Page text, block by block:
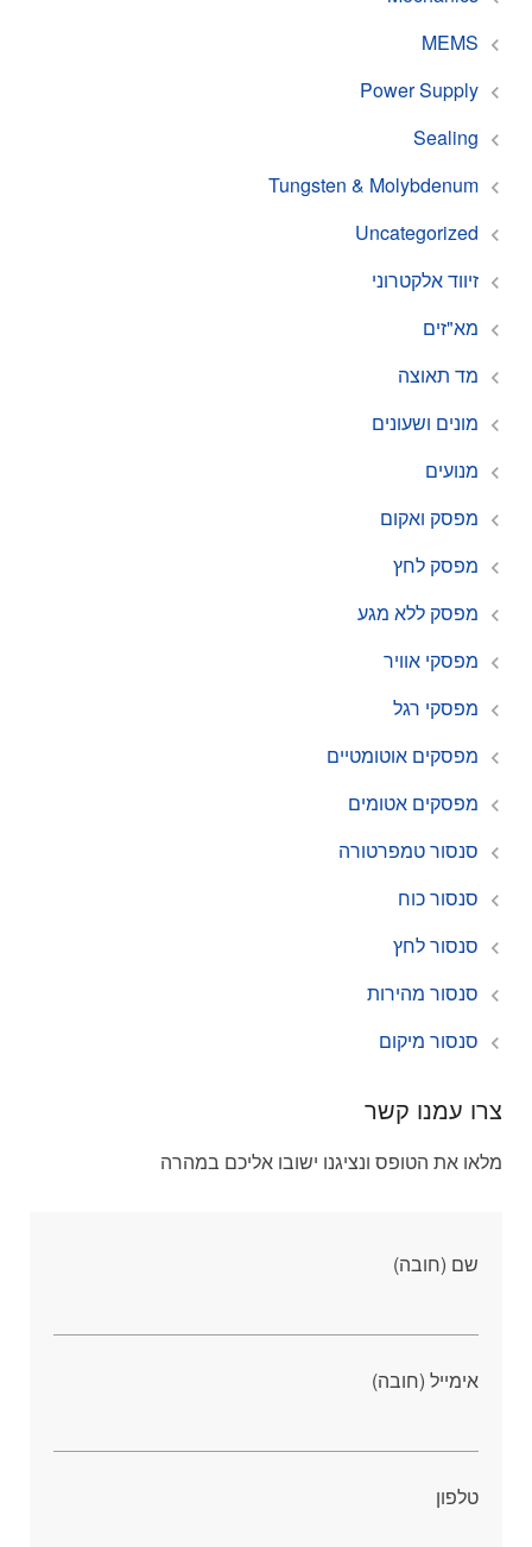
MEMS
Power Supply
Sealing
Tungsten & Molybdenum
Uncategorized
זיווד אלקטרוני
מא"זים
מד תאוצה
מונים ושעונים
מנועים
מפסק ואקום
מפסק לחץ
מפסק ללא מגע
מפסקי אוויר
מפסקי רגל
מפסקים אוטומטיים
מפסקים אטומים
סנסור טמפרטורה
סנסור כוח
סנסור לחץ
סנסור מהירות
סנסור מיקום
צרו עמנו קשר
מלאו את הטופס ונציגנו ישובו אליכם במהרה
שם (חובה)
אימייל (חובה)
טלפון